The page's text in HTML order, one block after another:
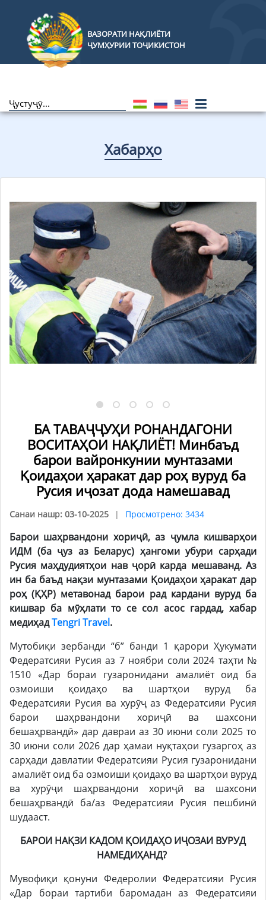
ВАЗОРАТИ НАҚЛИЁТИ
ҶУМҲУРИИ ТОҶИКИСТОН
Хабарҳо
БА ТАВАҶҶУҲИ РОНАНДАГОНИ
ВОСИТАҲОИ НАҚЛИЁТ! Минбаъд
барои вайронкунии мунтазами
Қоидаҳои ҳаракат дар роҳ вуруд ба
Русия иҷозат дода намешавад
Санаи нашр: 03-10-2025 Просмотрено: 3434
Барои шаҳрвандони хориҷӣ, аз ҷумла кишварҳои
ИДМ (ба ҷуз аз Беларус) ҳангоми убури сарҳади
Русия маҳдудиятҳои нав ҷорӣ карда мешаванд. Аз
ин ба баъд нақзи мунтазами Қоидаҳои ҳаракат дар
роҳ (ҚҲР) метавонад барои рад кардани вуруд ба
кишвар ба мӯҳлати то се сол асос гардад, хабар
медиҳадTengri Travel.
Мутобиқи зербанди “б” банди 1 қарори Ҳукумати
Федератсияи Русия аз 7 ноябри соли 2024 таҳти №
1510 «Дар бораи гузаронидани амалиёт оид ба
озмоиши қоидаҳо ва шартҳои вуруд ба
Федератсияи Русия ва хурӯҷ аз Федератсияи Русия
барои шаҳрвандони хориҷӣ ва шахсони
бешаҳрвандӣ» дар давраи аз 30 июни соли 2025 то
30 июни соли 2026 дар ҳамаи нуқтаҳои гузаргоҳ аз
сарҳади давлатии Федератсияи Русия гузаронидани
амалиёт оид ба озмоиши қоидаҳо ва шартҳои вуруд
ва хурӯҷи шаҳрвандони хориҷӣ ва шахсони
бешаҳрвандӣ ба/аз Федератсияи Русия пешбинӣ
шудааст.
БАРОИ НАҚЗИ КАДОМ ҚОИДАҲО ИҶОЗАИ ВУРУД
НАМЕДИҲАНД?
Мувофиқи қонуни Федеролии Федератсияи Русия
«Дар бораи тартиби баромадан аз Федератсияи